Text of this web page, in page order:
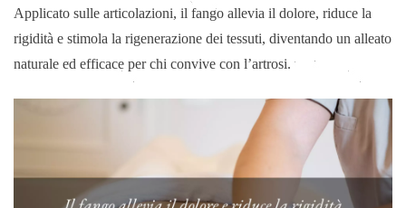
Applicato sulle articolazioni, il fango allevia il dolore, riduce la
rigidità e stimola la rigenerazione dei tessuti, diventando un alleato
naturale ed efficace per chi convive con l’artrosi.